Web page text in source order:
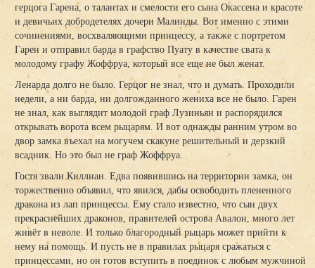
герцога Гарена, о талантах и смелости его сына Окассена и красоте
и девичьих добродетелях дочери Малинды. Вот именно с этими
сочинениями, восхваляющими принцессу, а также с портретом
Гарен и отправил барда в графство Пуату в качестве свата к
молодому графу Жоффруа, который все еще не был женат.
Ленарда долго не было. Герцог не знал, что и думать. Проходили
недели, а ни барда, ни долгожданного жениха все не было. Гарен
не знал, как выглядит молодой граф Лузиньян и распорядился
открывать ворота всем рыцарям. И вот однажды ранним утром во
двор замка въехал на могучем скакуне решительный и дерзкий
всадник. Но это был не граф Жоффруа.
Гостя звали Киллиан. Едва появившись на территории замка, он
торжественно объявил, что явился, дабы освободить плененного
дракона из лап принцессы. Ему стало известно, что сын двух
прекраснейших драконов, правителей острова Авалон, много лет
живёт в неволе. И только благородный рыцарь может прийти к
нему на помощь. И пусть не в правилах рыцаря сражаться с
принцессами, но он готов вступить в поединок с любым мужчиной